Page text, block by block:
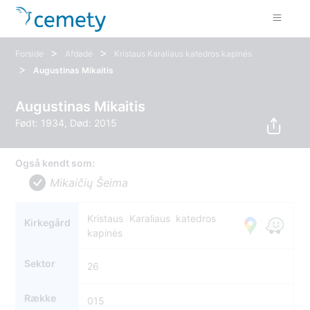
Forside > Afdøde > Kristaus Karaliaus katedros kapinės
> Augustinas Mikaitis
Augustinas Mikaitis
Født: 1934, Død: 2015
Også kendt som:
Mikaičių Šeima
Kirkegård
Kristaus Karaliaus katedros
kapinės
Sektor 26
Række 015